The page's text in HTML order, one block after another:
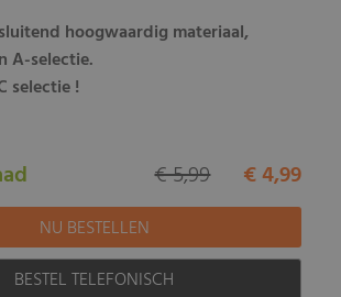
hoogwaardig materiaal,
A-selectie.
selectie !
€ 4,99
€ 5,99
BESTEL TELEFONISCH